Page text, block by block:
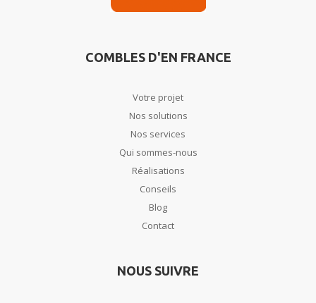
COMBLES D'EN FRANCE
Votre projet
Nos solutions
Nos services
Qui sommes-nous
Réalisations
Conseils
Blog
Contact
NOUS SUIVRE